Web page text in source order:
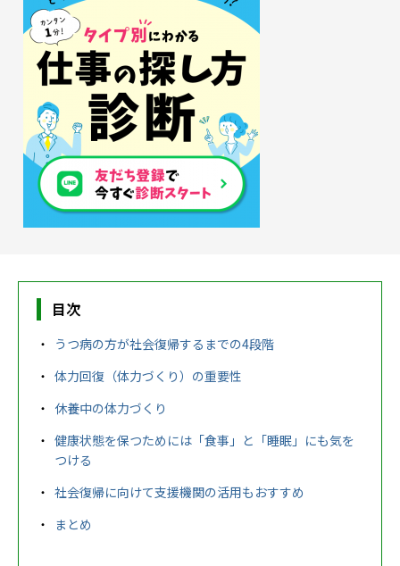
目次
うつ病の方が社会復帰するまでの4段階
体力回復（体力づくり）の重要性
休養中の体力づくり
健康状態を保つためには「食事」と「睡眠」にも気を
つける
社会復帰に向けて支援機関の活用もおすすめ
まとめ
農業生産サービス
ご利用ガイド
法人向けページ
メニューを閉じる